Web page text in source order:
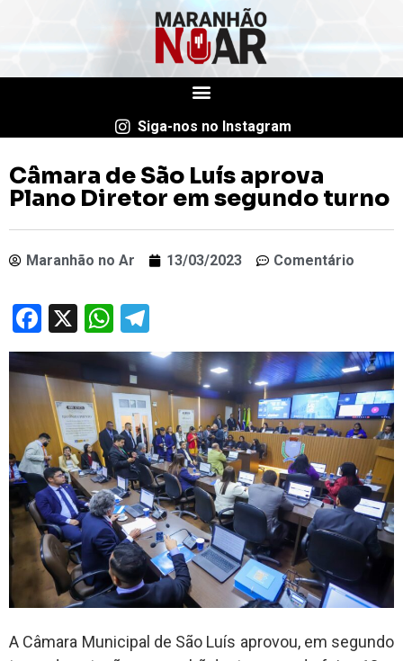
Siga-nos no Instagram
Câmara de São Luís aprova
Plano Diretor em segundo turno
Maranhão no Ar 13/03/2023 Comentário
Facebook
X WhatsApp
A Câmara Municipal de São Luís aprovou, em segundo